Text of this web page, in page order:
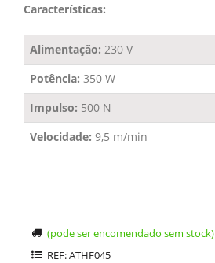
Características:
Alimentação: 230 V
Potência: 350 W
Impulso: 500 N
Velocidade: 9,5 m/min
(pode ser encomendado sem stock)
REF: ATHF045